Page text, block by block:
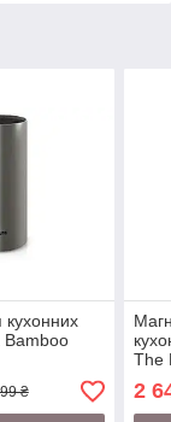
кухонних
Bamboo
₴
The
2